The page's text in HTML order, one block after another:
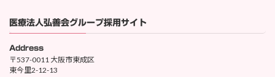
医療法人弘善会グループ採用サイト
Address
〒537-0011 大阪市東成区
東今里2-12-13